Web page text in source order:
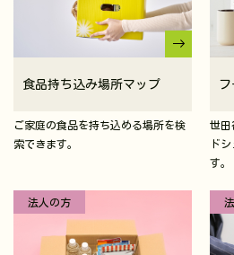
食品持ち込み場所マップ
ご家庭の食品を持ち込める場所を検
索できます。
フ
世田
ド
す。
法人の方